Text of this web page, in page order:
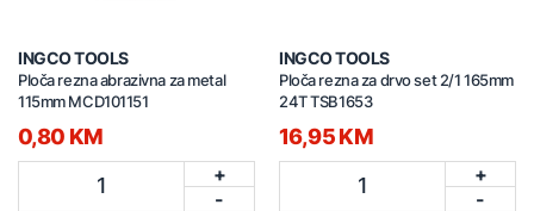
INGCO TOOLS
Ploča rezna abrazivna za metal
115mm MCD101151
0,80 KM
1
+
-
INGCO TOOLS
Ploča rezna za drvo set 2/1 165mm
24T TSB1653
16,95 KM
1
+
-